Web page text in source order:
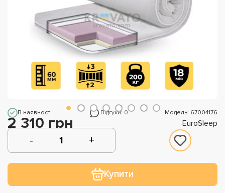
В наявності Відгуки: 0 Модель: 67004176
2 310 грн EuroSleep
Купити